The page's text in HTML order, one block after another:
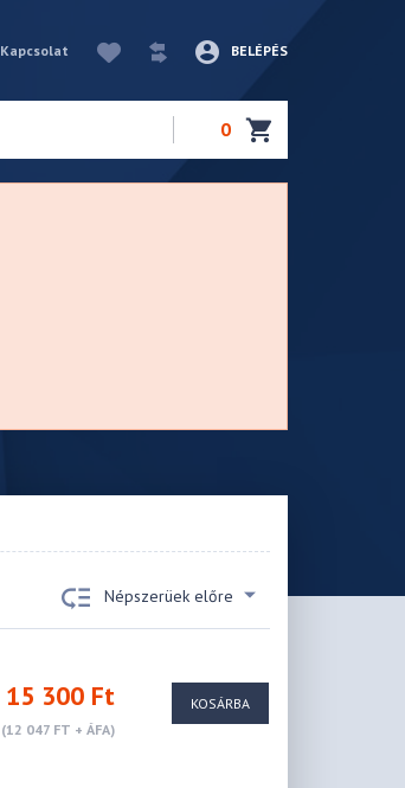
Kapcsolat BELÉPÉS
0
Népszerüek előre
15 300 Ft
(12 047 FT + ÁFA)
KOSÁRBA